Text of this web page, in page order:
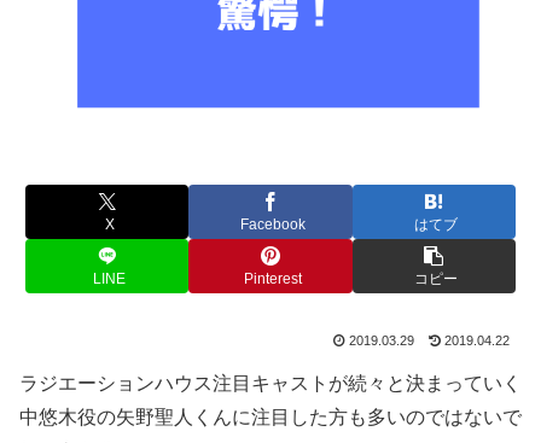
X Facebook はてブ
LINE Pinterest コピー
2019.03.29 2019.04.22
ラジエーションハウス注目キャストが続々と決まっていく
中悠木役の矢野聖人くんに注目した方も多いのではないで